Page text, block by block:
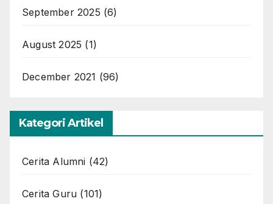
September 2025 (6)
August 2025 (1)
December 2021 (96)
Kategori Artikel
Cerita Alumni (42)
Cerita Guru (101)